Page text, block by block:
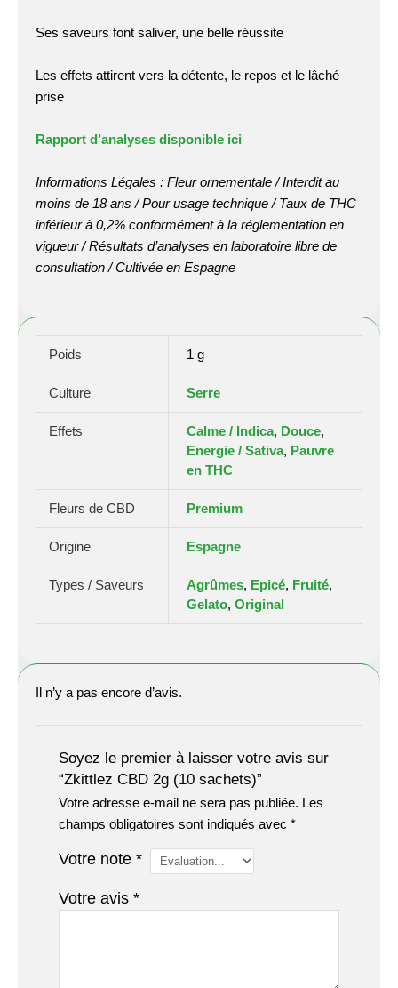
Ses saveurs font saliver, une belle réussite
Les effets attirent vers la détente, le repos et le lâché
prise
Rapport d’analyses disponible ici
Informations Légales : Fleur ornementale / Interdit au
moins de 18 ans / Pour usage technique / Taux de THC
inférieur à 0,2% conformément à la réglementation en
vigueur / Résultats d’analyses en laboratoire libre de
consultation / Cultivée en Espagne
Poids 1 g
Culture Serre
Effets Calme / Indica, Douce,
Energie / Sativa, Pauvre
en THC
Fleurs de CBD Premium
Origine Espagne
Types / Saveurs Agrûmes, Epicé, Fruité,
Gelato,Original
Il n’y a pas encore d’avis.
Soyez le premier à laisser votre avis sur
“Zkittlez CBD 2g (10 sachets)”
Votre adresse e-mail ne sera pas publiée. Les
champs obligatoires sont indiqués avec*
Votre note*
Votre avis*